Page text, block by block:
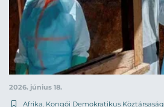
2026. június 18.
Afrika, Kongói Demokratikus Köztársaság